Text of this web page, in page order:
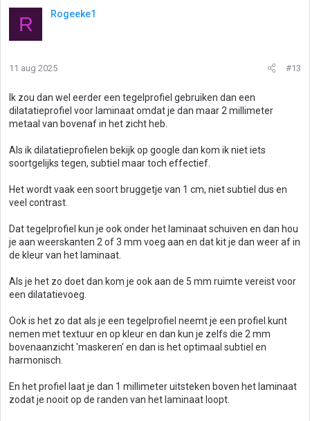
R Rogeeke1
11 aug 2025 #13
Ik zou dan wel eerder een tegelprofiel gebruiken dan een
dilatatieprofiel voor laminaat omdat je dan maar 2 millimeter
metaal van bovenaf in het zicht heb.
Als ik dilatatieprofielen bekijk op google dan kom ik niet iets
soortgelijks tegen, subtiel maar toch effectief.
Het wordt vaak een soort bruggetje van 1 cm, niet subtiel dus en
veel contrast.
Dat tegelprofiel kun je ook onder het laminaat schuiven en dan hou
je aan weerskanten 2 of 3 mm voeg aan en dat kit je dan weer af in
de kleur van het laminaat.
Als je het zo doet dan kom je ook aan de 5 mm ruimte vereist voor
een dilatatievoeg.
Ook is het zo dat als je een tegelprofiel neemt je een profiel kunt
nemen met textuur en op kleur en dan kun je zelfs die 2 mm
bovenaanzicht 'maskeren' en dan is het optimaal subtiel en
harmonisch.
En het profiel laat je dan 1 millimeter uitsteken boven het laminaat
zodat je nooit op de randen van het laminaat loopt.